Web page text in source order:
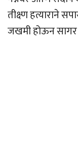
तीक्ष्ण हत्याराने
जखमी होऊन